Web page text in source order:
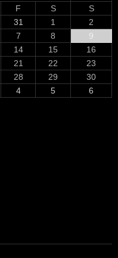
F S
S
31 1
2
7 8
9
14 15
16
21 22
23
28 29
30
4 5 6